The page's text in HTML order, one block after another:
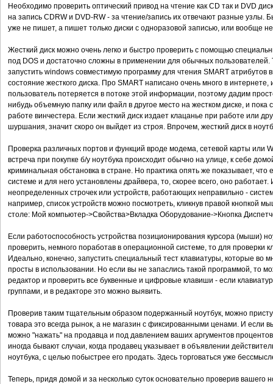
Необходимо проверить оптический привод на чтение как CD так и DVD
на запись CDRW и DVD-RW - за чтение/запись их отвечают разные узлы.
уже не пишет, а пишет только диски с одноразовой записью, или вообще
Жесткий диск можно очень легко и быстро проверить с помощью
под DOS и достаточно сложны в применении для обычных пользователей.
запустить windows совместимую программу для чтения SMART
состояние жесткого диска. Про SMART написано очень много в
пользователь потеряется в потоке этой информации, поэтому дадим
нибудь объемную папку или файл в другое место на жестком диске, и пока
работе винчестера. Если жесткий диск издает клацанье при работе или
шуршания, значит скоро он выйдет из строя. Впрочем, жесткий диск в
Проверка различных портов и функций вроде модема, сетевой карты или
встреча при покупке б/у ноутбука происходит обычно на улице, к себе
криминальная обстановка в стране. Но практика опять же показывает,
системе и для него установлены драйвера, то, скорее всего, оно работает.
неопределенных строчек или устройств, работающих неправильно -
например, список устройств можно посмотреть, кликнув правой кнопкой
столе: Мой компьютер->Свойства>Вкладка Оборудование->Кнопка
Если работоспособность устройства позиционирования курсора (мыши)
проверить, немного поработав в операционной системе, то для проверки
Идеально, конечно, запустить специальный тест клавиатуры, которые во
просты в использовании. Но если вы не запаслись такой программой, то
редактор и проверить все буквенные и цифровые клавиши - если
группами, и в редакторе это можно выявить.
Проверив таким тщательным образом подержанный ноутбук, можно
товара это всегда рынок, а не магазин с фиксированными ценами. И если
можно "нажать" на продавца и под давлением ваших аргументов
иногда бывают случаи, когда продавец указывает в объявлении
ноутбука, с целью побыстрее его продать. Здесь торговаться уже
Теперь, придя домой и за несколько суток основательно проверив вашего